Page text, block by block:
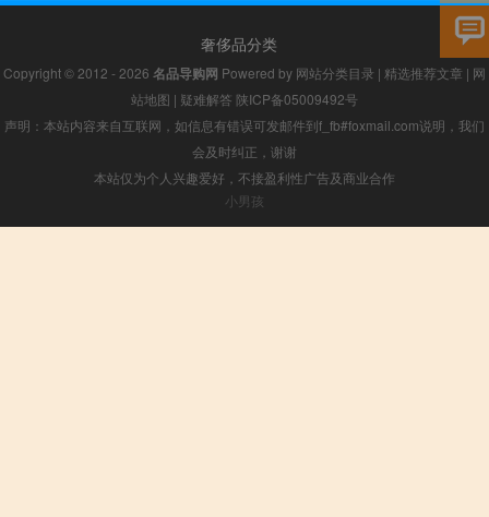
奢侈品分类
Copyright © 2012 - 2026 名品导购网 Powered by 网站分类目录 | 精选推荐文章 | 网
站地图 | 疑难解答 陕ICP备05009492号
声明：本站内容来自互联网，如信息有错误可发邮件到f_fb#foxmail.com说明，我们
会及时纠正，谢谢
本站仅为个人兴趣爱好，不接盈利性广告及商业合作
小男孩